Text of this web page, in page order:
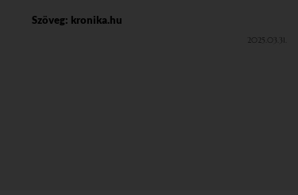
Szöveg: kronika.hu
2025.03.31.